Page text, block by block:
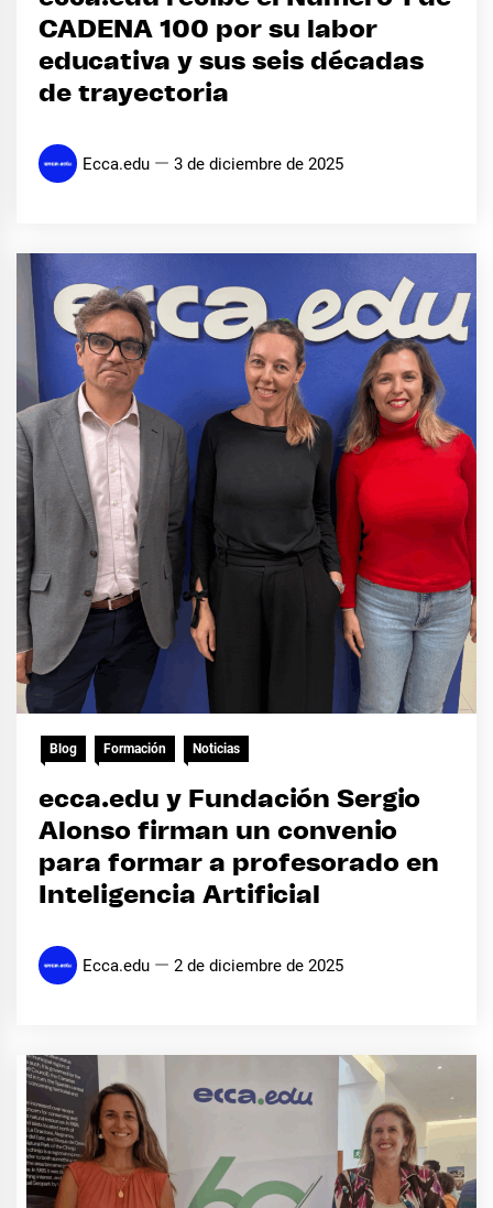
CADENA 100 por su labor
educativa y sus seis décadas
de trayectoria
Ecca.edu 3 de diciembre de 2025
Blog Formación Noticias
ecca.edu y Fundación Sergio
Alonso firman un convenio
para formar a profesorado en
Inteligencia Artificial
Ecca.edu 2 de diciembre de 2025